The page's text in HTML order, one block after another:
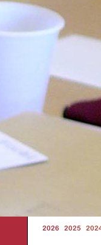
2026 2025